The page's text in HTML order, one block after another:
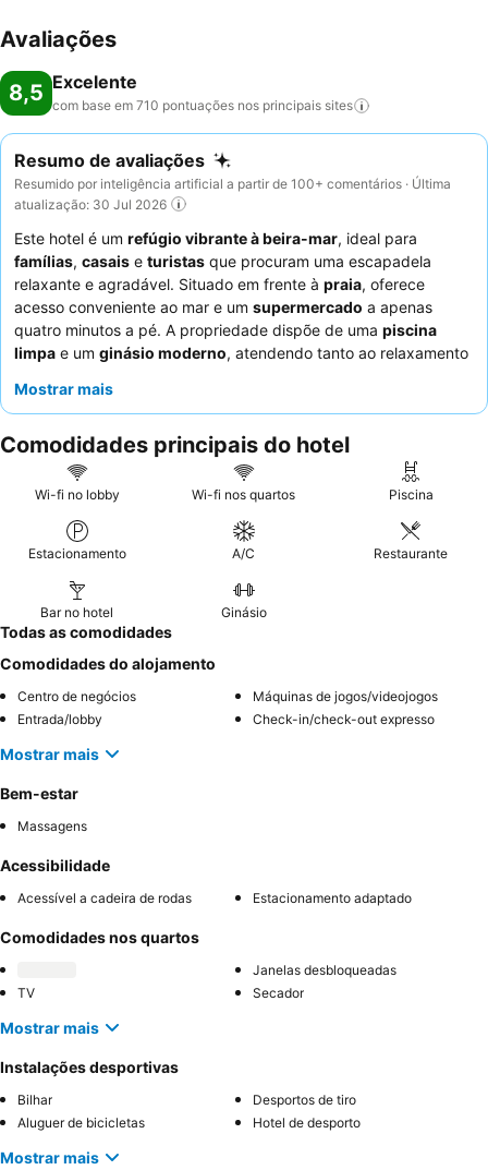
Avaliações
8,5 Excelente
com base em 710 pontuações nos principais sites
Resumo de avaliações
Resumido por inteligência artificial a partir de 100+ comentários · Última
atualização: 30 Jul 2026
Este hotel é um refúgio vibrante à beira-mar, ideal para
famílias, casais e turistas que procuram uma escapadela
relaxante e agradável. Situado em frente à praia, oferece
acesso conveniente ao mar e um supermercado a apenas
quatro minutos a pé. A propriedade dispõe de uma piscina
limpa e um ginásio moderno, atendendo tanto ao relaxamento
funcionários do hotel
buffets de pequeno-almoço e jantar. Para uma experiência
mais tranquila, considere solicitar um quarto longe das
principais áreas de entretenimento.
Mostrar mais
Comodidades principais do hotel
Wi-fi no lobby Wi-fi nos quartos Piscina
Estacionamento A/C Restaurante
Bar no hotel Ginásio
Todas as comodidades
Comodidades do alojamento
Centro de negócios
Máquinas de jogos/videojogos
Entrada/lobby
Check-in/check-out expresso
Mostrar mais
Bem-estar
Massagens
Acessibilidade
Acessível a cadeira de rodas Estacionamento adaptado
Comodidades nos quartos
Janelas desbloqueadas
TV
Secador
Mostrar mais
Instalações desportivas
Bilhar
Desportos de tiro
Aluguer de bicicletas
Hotel de desporto
Mostrar mais